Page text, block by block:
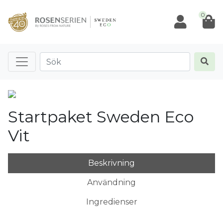
0
Startpaket Sweden Eco
Vit
Beskrivning
Användning
Ingredienser